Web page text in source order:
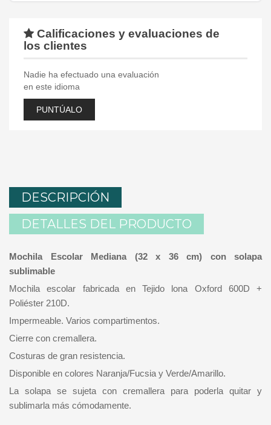
Calificaciones y evaluaciones de
los clientes
Nadie ha efectuado una evaluación
en este idioma
PUNTÚALO
DESCRIPCIÓN
DETALLES DEL PRODUCTO
Mochila Escolar Mediana (32 x 36 cm) con solapa
sublimable
Mochila escolar fabricada en Tejido lona Oxford 600D +
Poliéster 210D.
Impermeable. Varios compartimentos.
Cierre con cremallera.
Costuras de gran resistencia.
Disponible en colores Naranja/Fucsia y Verde/Amarillo.
La solapa se sujeta con cremallera para poderla quitar y
sublimarla más cómodamente.